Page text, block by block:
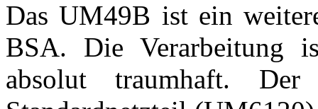
Das UM49B ist ein
BSA. Die Verarbeitung
absolut traumhaft.